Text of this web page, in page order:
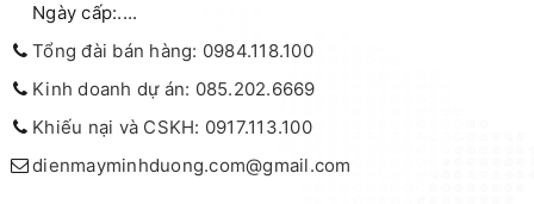
Ngày cấp:....
Tổng đài bán hàng: 0984.118.100
Kinh doanh dự án: 085.202.6669
Khiếu nại và CSKH: 0917.113.100
dienmayminhduong.com@gmail.com